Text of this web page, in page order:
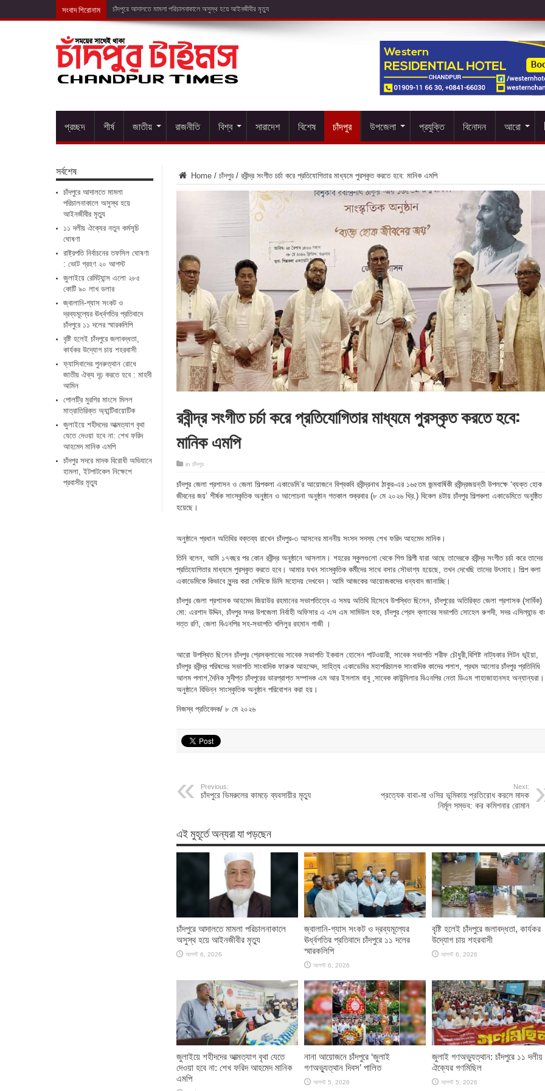
সংবাদ শিরোনাম ১১ দল
প্রচ্ছদ শীর্ষ জাতীয় রাজনীতি বিশ্ব সারাদেশ বিশেষ চাঁদপুর উপজেলা প্রযুক্তি বিনোদন আরো
Home / চাঁদপুর / রবীন্দ্র সংগীত চর্চা করে প্রতিযোগিতার মাধ্যমে পুরস্কৃত করতে হবে: মানিক এমপি
রবীন্দ্র সংগীত চর্চা করে প্রতিযোগিতার মাধ্যমে পুরস্কৃত করতে হবে:
মানিক এমপি
in চাঁদপুর
চাঁদপুর জেলা প্রশাসন ও জেলা শিল্পকলা একাডেমি’র আয়োজনে বিশ্বকবি রবীন্দ্রনাথ ঠাকুর-এর ১৬৫তম জন্মবার্ষিকী রবীন্দ্রজয়ন্তী উপলক্ষে ‘ব্যক্ত হোক
জীবনের জয়’ শীর্ষক সাংস্কৃতিক অনুষ্ঠান ও আলোচনা অনুষ্ঠান গতকাল শুক্রবার (৮ মে ২০২৬ খ্রি.) বিকেল ৪টায় চাঁদপুর শিল্পকলা একাডেমিতে অনুষ্ঠিত
হয়েছে।
অনুষ্ঠানে প্রধান অতিথির বক্তব্য রাখেন চাঁদপুর-৩ আসনের মাননীয় সংসদ সদস্য শেখ ফরিদ আহমেদ মানিক।
তিনি বলেন, আমি ১৭বছর পর কোন রবীন্দ্র অনুষ্ঠানে আসলাম। শহরের স্কুলগুলো থেকে শিশু শিল্পী যারা আছে তাদেরকে রবীন্দ্র সংগীত চর্চা করে তাদের
প্রতিযোগিতার মাধ্যমে পুরস্কৃত করতে হবে। আমার যখন সাংস্কৃতিক কর্মীদের সাথে বসার সৌভাগ্য হয়েছে, তখন দেখেছি তাদের উৎসাহ। শিল্প কলা
একাডেমিকে কিভাবে সুন্দর করা সেদিকে ডিসি মহোদয় দেখবেন। আমি আজকের আয়োজকদের ধন্যবাদ জানাচ্ছি।
চাঁদপুর জেলা প্রশাসক আহমেদ জিয়াউর রহমানের সভাপতিত্বে এ সময় অতিথি হিসেবে উপস্থিত ছিলেন, চাঁদপুরের অতিরিক্ত জেলা প্রশাসক (সার্বিক)
মো: এরশাদ উদ্দিন, চাঁদপুর সদর উপজেলা নির্বাহী অফিসার এ এস এম সামিউল হক, চাঁদপুর প্রেস ক্লাবের সভাপতি সোহেল রুশদী, সদর এসিল্যান্ড
দত্ত রণি, জেলা বিএনপির সহ-সভাপতি খলিলুর রহমান গাজী ।
আরো উপস্থিত ছিলেন চাঁদপুর প্রেসক্লাবের সাবেক সভাপতি ইকবাল হোসেন পাটওয়ারী, সাবেক সভাপতি শরীফ চৌধুরী,বিশিষ্ট নাট্যকার লিটন ভূইয়া,
চাঁদপুর রবীন্দ্র পরিষদের সভাপতি সাংবাদিক ফারুক আহম্মেদ, সাহিত্য একাডেমির মহাপরিচালক সাংবাদিক কাদের পলাশ, প্রথম আলোর চাঁদপুর প্রতিনিধি
আলম পলাশ,দৈনিক সুদীপ্ত চাঁদপুরের ভারপ্রাপ্ত সম্পাদক এম আর ইসলাম বাবু ,সাবেক কাউন্সিলার বিএনপির নেতা ডিএম শাহাজাহানসহ অন্যান্যরা।
অনুষ্ঠানে বিভিন্ন সাংস্কৃতিক অনুষ্ঠান পরিবোশন করা হয়।
নিজস্ব প্রতিবেদক/ ৮ মে ২০২৬
Previous:
চাঁদপুরে ভিমরুলের কামড়ে ব্যবসায়ীর মৃত্যু
Next:
প্রত্যেক বাবা-মা ওসির ভূমিকায় প্রতিরোধ করলে মাদক
নির্মূল সম্ভব: কর কমিশনার রোমান
এই মুহূর্তে অন্যরা যা পড়ছেন
চাঁদপুরে আদালতে মামলা পরিচালনাকালে
অসুস্থ হয়ে আইনজীবীর মৃত্যু
আগস্ট 6, 2026
জ্বালানি-গ্যাস সংকট ও দ্রব্যমূল্যের
ঊর্ধ্বগতির প্রতিবাদে চাঁদপুরে ১১ দলের
স্মারকলিপি
আগস্ট 6, 2026
বৃষ্টি হলেই চাঁদপুরে জলাবদ্ধতা, কার্যকর
উদ্যোগ চায় শহরবাসী
আগস্ট 6, 2026
জুলাইয়ে শহীদদের আত্মত্যাগ বৃথা যেতে
দেওয়া হবে না: শেখ ফরিদ আহমেদ মানিক
এমপি
নানা আয়োজনে চাঁদপুরে ‘জুলাই
গণঅভ্যুত্থান দিবস’ পালিত
আগস্ট 5, 2026
জুলাই গণঅভ্যুত্থান: চাঁদপুরে ১১ দলীয়
ঐক্যের গণমিছিল
আগস্ট 5, 2026
সর্বশেষ
চাঁদপুরে আদালতে মামলা
পরিচালনাকালে অসুস্থ হয়ে
আইনজীবীর মৃত্যু
১১ দলীয় ঐক্যের নতুন কর্মসূচি
ঘোষণা
রাষ্ট্রপতি নির্বাচনের তফসিল ঘোষণা
: ভোট গ্রহণ ২০ আগস্ট
জুলাইয়ে রেমিট্যান্স এলো ২৮৫
কোটি ৯০ লাখ ডলার
জ্বালানি-গ্যাস সংকট ও
দ্রব্যমূল্যের ঊর্ধ্বগতির প্রতিবাদে
চাঁদপুরে ১১ দলের স্মারকলিপি
বৃষ্টি হলেই চাঁদপুরে জলাবদ্ধতা,
কার্যকর উদ্যোগ চায় শহরবাসী
ফ্যাসিবাদের পুনরুত্থান রোধে
জাতীয় ঐক্য দৃঢ় করতে হবে : মাহদী
আমিন
পোলট্রি মুরগির মাংসে মিলল
মাত্রাতিরিক্ত অ্যান্টিবায়োটিক
জুলাইয়ে শহীদদের আত্মত্যাগ বৃথা
যেতে দেওয়া হবে না: শেখ ফরিদ
আহমেদ মানিক এমপি
চাঁদপুর সদরে মাদক বিরোধী অভিযানে
হামলা, ইটপাটকেল নিক্ষেপে
প্রবাসীর মৃত্যু